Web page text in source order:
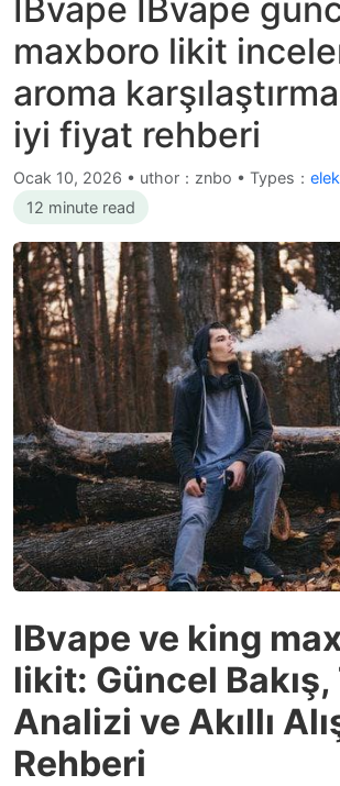
IBvape IBvape
maxboro likit
aroma
iyi fiyat rehberi
Ocak 10, 2026 • uthor：znbo • Types：
12 minute read
IBvape ve king
likit: Güncel Bakış,
Analizi ve Akıllı
Rehberi